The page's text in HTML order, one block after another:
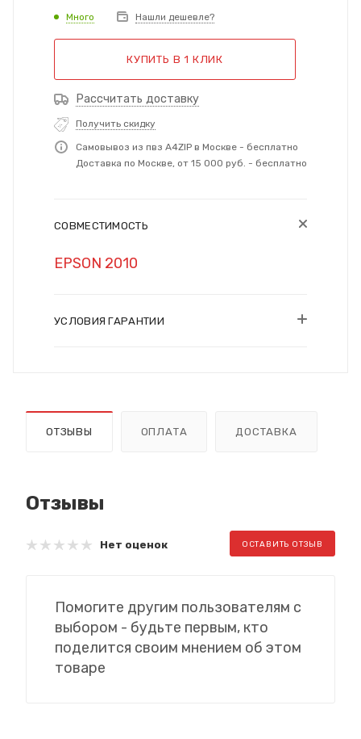
Много Нашли дешевле?
КУПИТЬ В 1 КЛИК
Рассчитать доставку
Получить скидку
Самовывоз из пвз A4ZIP в Москве - бесплатно
Доставка по Москве, от 15 000 руб. - бесплатно
СОВМЕСТИМОСТЬ
EPSON 2010
УСЛОВИЯ ГАРАНТИИ
ОТЗЫВЫ ОПЛАТА ДОСТАВКА
Отзывы
Нет оценок ОСТАВИТЬ ОТЗЫВ
Помогите другим пользователям с
выбором - будьте первым, кто
поделится своим мнением об этом
товаре